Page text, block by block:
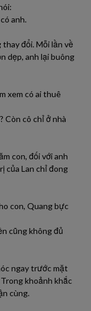
anh.
thay đổi. Mỗi lần về
dẹp, anh lại buông
xem có ai thuê
Còn cô chỉ ở nhà
con, đối với anh
của Lan chỉ đong
con, Quang bực
cũng không đủ
ngay trước mặt
khoảnh khắc
cùng.